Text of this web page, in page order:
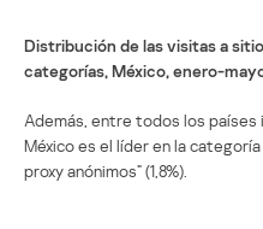
Distribución de las visitas a
categorías, México, enero-
Además, entre todos los países
México es el líder en la categoría
proxy anónimos” (1,8%).